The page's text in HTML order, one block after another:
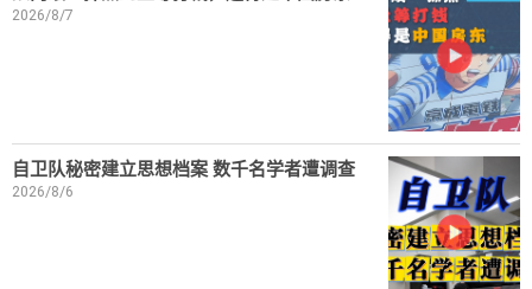
2026/8/7
自卫队秘密建立思想档案 数千名学者遭调查
2026/8/6